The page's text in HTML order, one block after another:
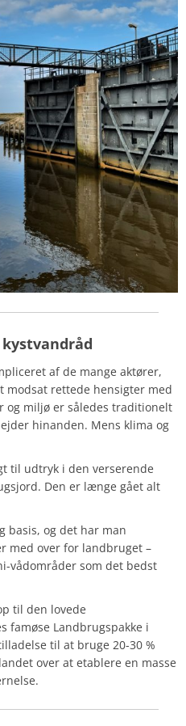
af de mange aktører,
modsat rettede hensigter med
og miljø er således traditionelt
hinanden. Mens klima og
til udtryk i den verserende
Den er længe gået alt
basis, og det har man
med over for landbruget –
vådområder som det bedst
til den lovede
famøse Landbrugspakke i
til at bruge 20-30 %
over at etablere en masse